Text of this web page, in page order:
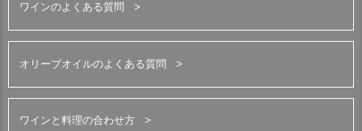
ワインのよくある質問
オリーブオイルのよくある質問
ワインと料理の合わせ方